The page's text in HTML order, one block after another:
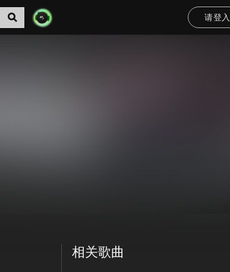
请登入
相关歌曲